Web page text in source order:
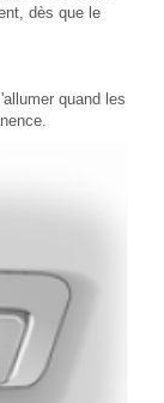
dès que le
quand les